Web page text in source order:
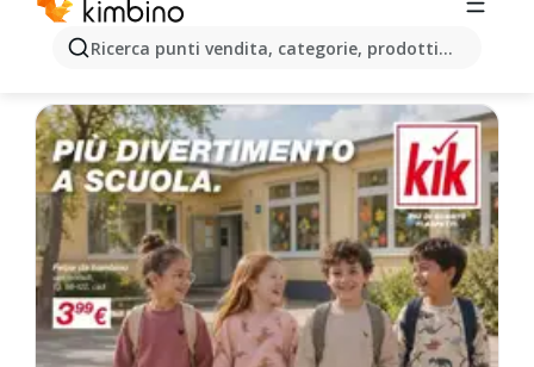
Ricerca punti vendita, categorie, prodotti...
Frosinone - Volantini più recenti